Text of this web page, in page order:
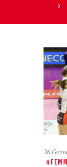
26